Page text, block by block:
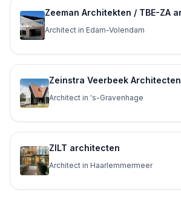
Architect in Edam-Volendam
Zeinstra Veerbeek Architecten
Architect in 's-Gravenhage
ZILT architecten
Architect in Haarlemmermeer